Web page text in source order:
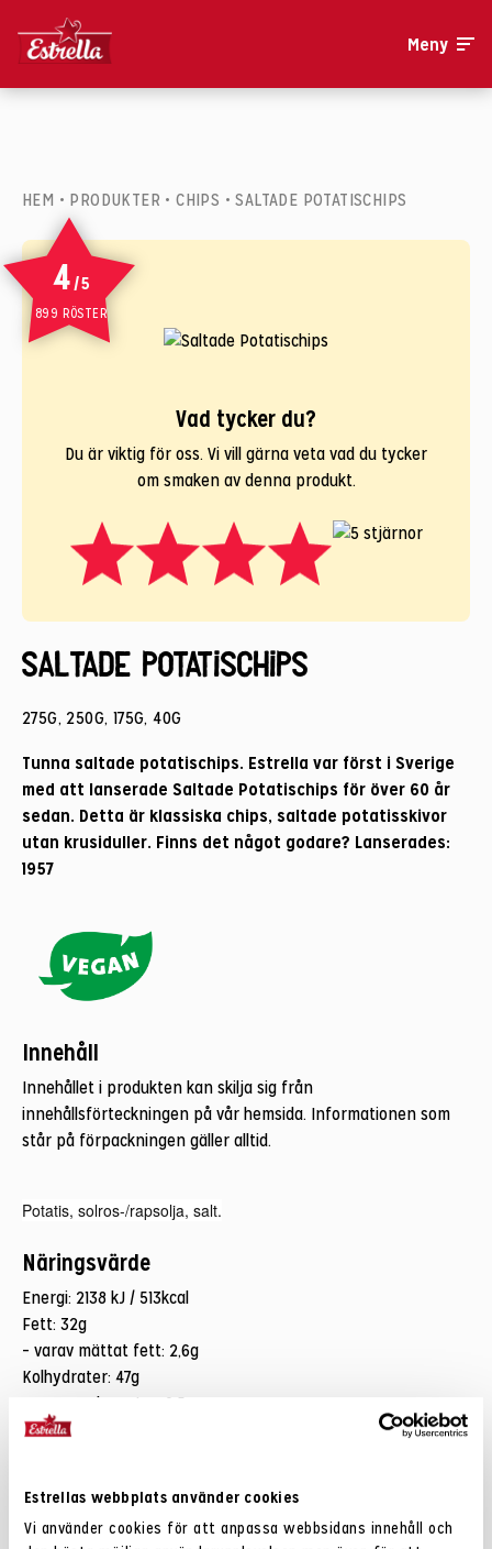
Estrellas webbplats använder cookies
Vi använder cookies för att anpassa webbsidans innehåll och
Meny
HEM • PRODUKTER •CHIPS •SALTADE POTATISCHIPS
4 /5
899 RÖSTER
Vad tycker du?
Du är viktig för oss. Vi vill gärna veta vad du tycker
om smaken av denna produkt.
Saltade Potatischips
275G, 250G, 175G, 40G
Tunna saltade potatischips. Estrella var först i Sverige
med att lanserade Saltade Potatischips för över 60 år
sedan. Detta är klassiska chips, saltade potatisskivor
utan krusiduller. Finns det något godare? Lanserades:
1957
Innehåll
Innehållet i produkten kan skilja sig från
innehållsförteckningen på vår hemsida. Informationen som
står på förpackningen gäller alltid.
Potatis, solros-/rapsolja, salt.
Näringsvärde
Energi: 2138 kJ / 513kcal
Fett: 32g
– varav mättat fett: 2,6g
Kolhydrater: 47g
-varav sockerarter: 0,5g
Fibrer: 5,5g
Allergiinformation